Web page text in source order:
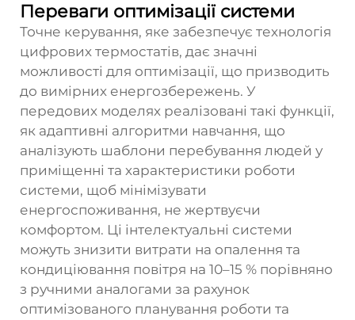
Переваги оптимізації системи
Точне керування, яке забезпечує технологія
цифрових термостатів, дає значні
можливості для оптимізації, що призводить
до вимірних енергозбережень. У
передових моделях реалізовані такі функції,
як адаптивні алгоритми навчання, що
аналізують шаблони перебування людей у
приміщенні та характеристики роботи
системи, щоб мінімізувати
енергоспоживання, не жертвуєчи
комфортом. Ці інтелектуальні системи
можуть знизити витрати на опалення та
кондиціювання повітря на 10–15 % порівняно
з ручними аналогами за рахунок
оптимізованого планування роботи та